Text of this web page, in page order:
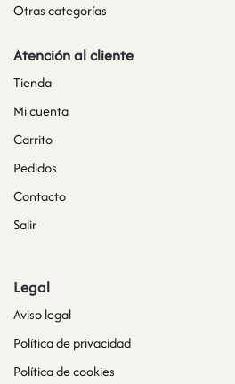
Otras categorías
Atención al cliente
Tienda
Mi cuenta
Carrito
Pedidos
Contacto
Salir
Legal
Aviso legal
Política de privacidad
Política de cookies